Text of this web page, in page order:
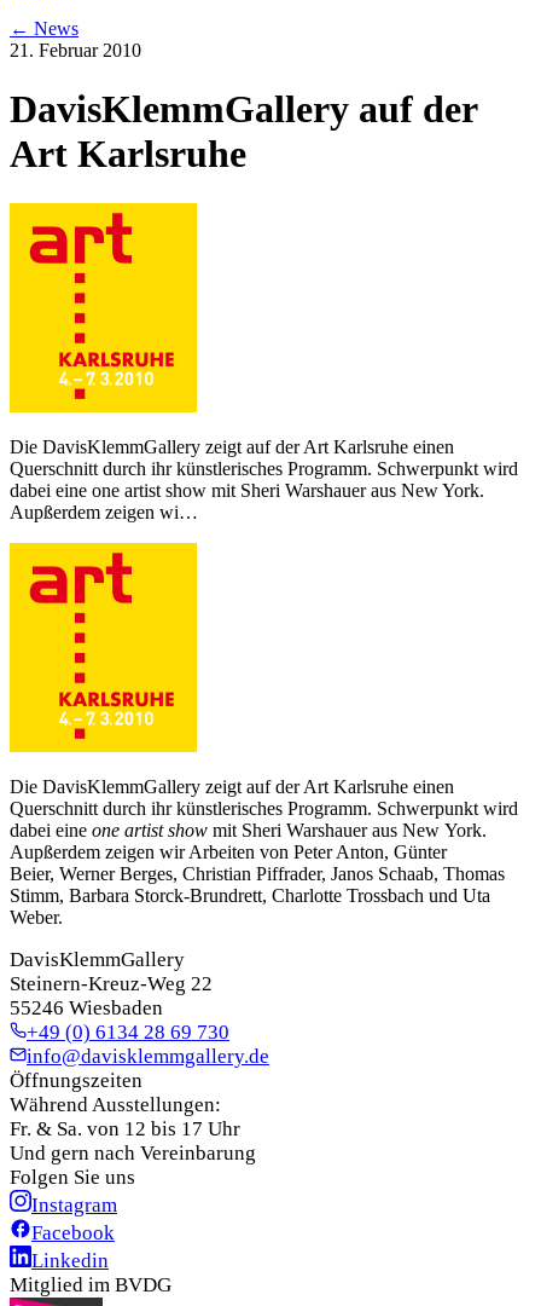
← News
21. Februar 2010
DavisKlemmGallery auf der
Art Karlsruhe
Die DavisKlemmGallery zeigt auf der Art Karlsruhe einen
Querschnitt durch ihr künstlerisches Programm. Schwerpunkt wird
dabei eine one artist show mit Sheri Warshauer aus New York.
Aupßerdem zeigen wi…
Die DavisKlemmGallery zeigt auf der Art Karlsruhe einen
Querschnitt durch ihr künstlerisches Programm. Schwerpunkt wird
dabei eine one artist show mit Sheri Warshauer aus New York.
Aupßerdem zeigen wir Arbeiten von Peter Anton, Günter
Beier, Werner Berges, Christian Piffrader, Janos Schaab, Thomas
Stimm, Barbara Storck-Brundrett, Charlotte Trossbach und Uta
Weber.
DavisKlemmGallery
Steinern-Kreuz-Weg 22
55246 Wiesbaden
+49 (0) 6134 28 69 730
info@davisklemmgallery.de
Öffnungszeiten
Während Ausstellungen:
Fr. & Sa. von 12 bis 17 Uhr
Und gern nach Vereinbarung
Folgen Sie uns
Instagram
Facebook
Linkedin
Mitglied im BVDG